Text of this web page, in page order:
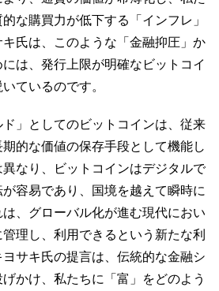
な購買力が低下する「インフレ」
氏は、このような「金融抑圧」か
は、発行上限が明確なビットコイ
ているのです。
」としてのビットコインは、従来
的な価値の保存手段として機能し
なり、ビットコインはデジタルで
容易であり、国境を越えて瞬時に
、グローバル化が進む現代におい
理し、利用できるという新たな利
サキ氏の提言は、伝統的な金融シ
かけ、私たちに「富」をどのよう